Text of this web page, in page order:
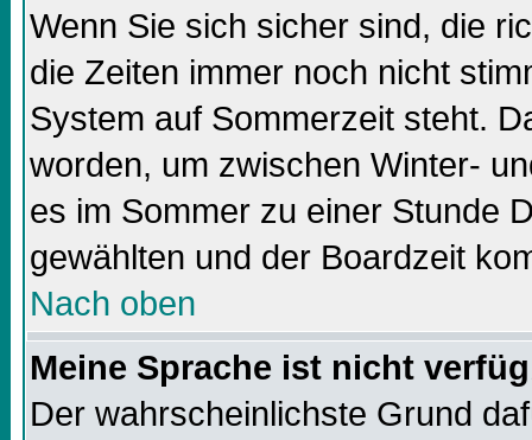
Wenn Sie sich sicher sind, die
die Zeiten immer noch nicht
System auf Sommerzeit steht.
worden, um zwischen Winter-
es im Sommer zu einer Stunde
gewählten und der Boardzeit
Nach oben
Meine Sprache ist nicht
Der wahrscheinlichste Grund